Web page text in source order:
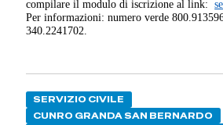
compilare il modulo di iscrizione al link:
Per informazioni: numero verde
340.2241702.
SERVIZIO CIVILE
CUNRO GRANDA SAN BERNARDO